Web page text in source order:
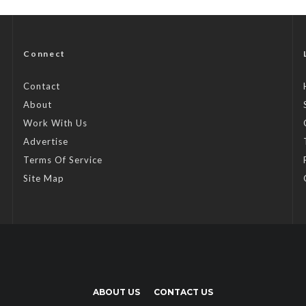
Connect
Contact
About
Work With Us
Advertise
Terms Of Service
Site Map
ABOUT US CONTACT US